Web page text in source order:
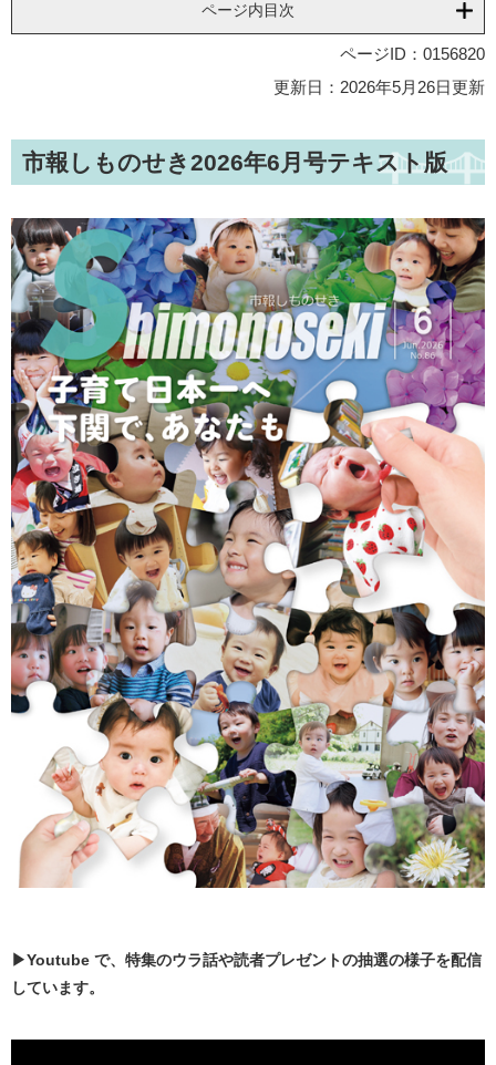
ページ内目次
ページID：0156820
更新日：2026年5月26日更新
市報しものせき2026年6月号テキスト版
▶Youtube で、特集のウラ話や読者プレゼントの抽選の様子を配信
しています。